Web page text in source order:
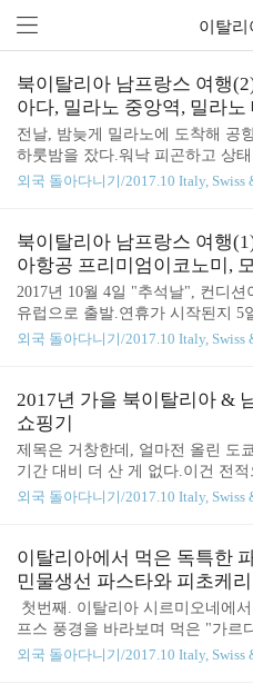
이탈리
북이탈리아 남프랑스 여행
아다, 밀라노 중앙역, 밀라노
체스코성, 스폰티니, 파이프
전날, 밤늦게 밀라노에 도착해 공
하룻밤을 잤다.워낙 피곤하고 상
푹 자고 싶었지만 비행기 이륙 소
에 아침식사를 먹을까 해서 내려
서 카푸치노 한잔만 마셨다. 그래
야겠기에 방에 돌아와 전날 러시아
먹고... (파란색 포장) 서두를 필요
이 들어딱히 볼 것 없는 말펜사 공
괜히 한바퀴 훑어본 다음,공항 리
갔는데 간발의 차이로 리무진 버
버스 타는데가 호텔 바로 앞인데
정..
외국 돌아다니기/2017.10 Italy, Swiss
북이탈리아 남프랑스 여행
아항공 프리미엄이코노미,
운지, 밀라노 말펜사 공항 호
2017년 10월 4일 "추석날", 컨디션
유럽으로 출발.연휴가 시작된지 5
이렇게 늦게 출발하게 되었는가.
이 목표이기도 했다. 하지만 내 몸
로 호락호락 움직여주지 않았다.
정신이 한개도 없었다. 사실은 너
뭐고 그냥 집에서 자고 싶었으나
수는 없었기에 억지로 꾸역꾸역
5일차, 이미 출국할 사람들은 다
운터에 길게 늘어선 줄을 보자 한
히 프리미엄 이코노미는 비즈니스
외국 돌아다니기/2017.10 Italy, Swiss
2017년 가을 북이탈리아 &
쇼핑기
제목은 거창한데, 얼마전 올린 도
기간 대비 더 산 게 없다.이건 전
기 때문... (도대체 언제 몸이 좋냐
가 없었다. 이 사진들은 진작에 편
에게 보이기엔 너무 소소한 물건들
워서 글 올리는 것을 망설이고 있
쇼핑샷을 올리는 이유는 남들한
가 아니라 (보이다시피 자랑할 게
위한 기록이니까, 그냥 올리기로
외국 돌아다니기/2017.10 Italy, Swiss
이탈리아에서 먹은 독특한
민물생선 파스타와 피초케리
첫번째. 이탈리아 시르미오네에
프스 풍경을 바라보며 먹은 "가르
민물생선 탈리올리니" 무난한 메
외국 돌아다니기/2017.10 Italy, Swiss